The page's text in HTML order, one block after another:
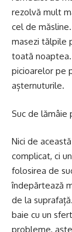
rezolvă mult
cel de
masezi tălpile
toată
picioarelor pe
așternuturile.
Suc de lămâie
Nici de
complicat, ci
folosirea de
îndepărtează
de la
baie cu un
probleme,